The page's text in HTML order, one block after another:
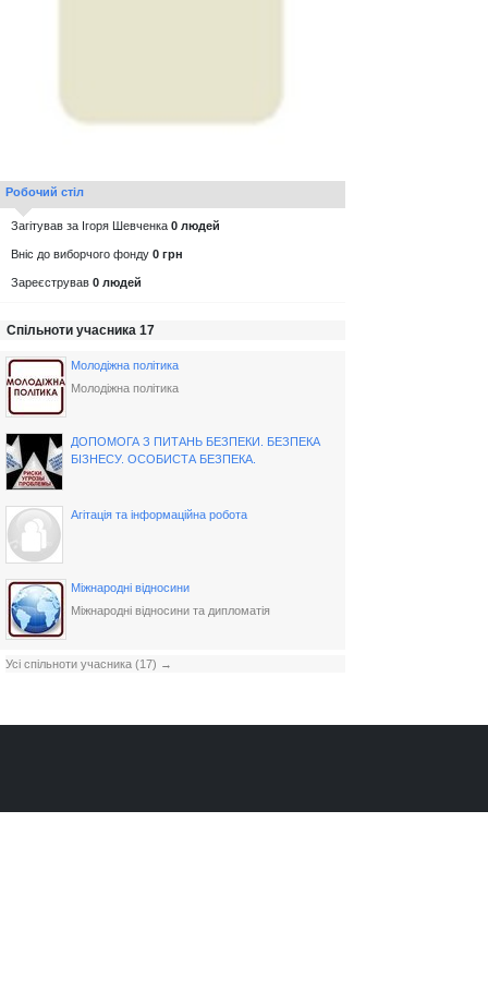
Робочий стіл
Загітував за Ігоря Шевченка 0 людей
Вніс до виборчого фонду 0 грн
Зареєстрував 0 людей
Спільноти учасника 17
Молодіжна політика
Молодіжна політика
ДОПОМОГА З ПИТАНЬ БЕЗПЕКИ. БЕЗПЕКА
БІЗНЕСУ. ОСОБИСТА БЕЗПЕКА.
Агітація та інформаційна робота
Міжнародні відносини
Міжнародні відносини та дипломатія
Усі спільноти учасника (17) →